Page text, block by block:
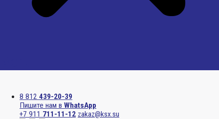
8 812 439-20-39
Пишите нам в WhatsApp
+7 911 711-11-12 zakaz@ksx.su